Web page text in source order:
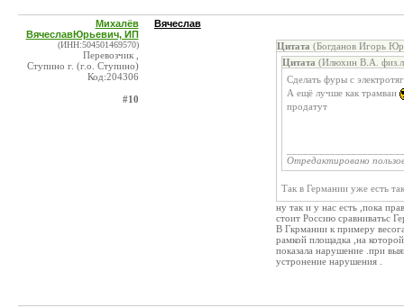
Михалёв
ВячеславЮрьевич, ИП
(ИНН:504501469570)
Перевозчик ,
Ступино г. (г.о. Ступино)
Код:204306
#10
Вячеслав
Цитата (Богданов Игорь
Цитата (Илюхин В.А.
Сделать фуры с
А ещё лучше как трамваи
продатут
Отредактировано
Так в Германии уже есть
ну так и у нас есть ,пока
стоит Россию сравниватьс
В Гкрмании к примеру
рамкой площадка ,на
показала нарушение .при
устронение нарушения .